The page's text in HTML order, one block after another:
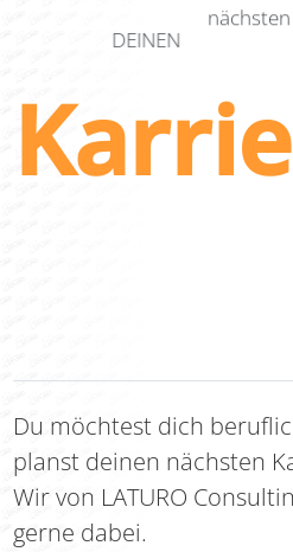
DEINEN
nächsten
Du möchtest dich
planst deinen nächsten
Wir von LATURO
gerne dabei.